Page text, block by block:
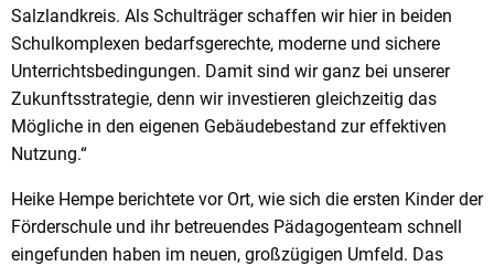
Salzlandkreis. Als Schulträger schaffen wir hier in beiden
Schulkomplexen bedarfsgerechte, moderne und sichere
Unterrichtsbedingungen. Damit sind wir ganz bei unserer
Zukunftsstrategie, denn wir investieren gleichzeitig das
Mögliche in den eigenen Gebäudebestand zur effektiven
Nutzung.“
Heike Hempe berichtete vor Ort, wie sich die ersten Kinder der
Förderschule und ihr betreuendes Pädagogenteam schnell
eingefunden haben im neuen, großzügigen Umfeld. Das